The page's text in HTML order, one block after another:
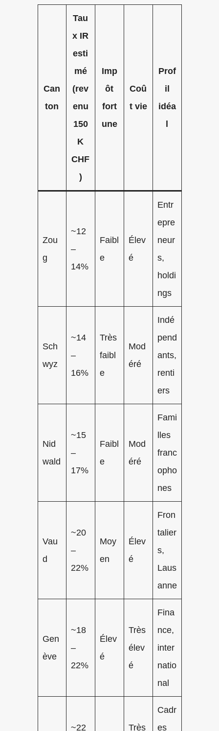
Can
ton
Tau
x IR
esti
mé
(rev
enu
150
K
CHF
)
Imp
ôt
fort
une
Coû
t vie
Prof
il
idéa
l
Zou
g
~12
–
14%
Faibl
e
Élev
é
Entr
epre
neur
s,
holdi
ngs
Sch
wyz
~14
–
16%
Très
faibl
e
Mod
éré
Indé
pend
ants,
renti
ers
Nid
wald
~15
–
17%
Faibl
e
Mod
éré
Fami
lles
franc
opho
nes
Vau
d
~20
–
22%
Moy
en
Élev
é
Fron
talier
s,
Laus
anne
Gen
ève
~18
–
22%
Élev
é
Très
élev
é
Fina
nce,
inter
natio
nal
~22 Très
Cadr
es